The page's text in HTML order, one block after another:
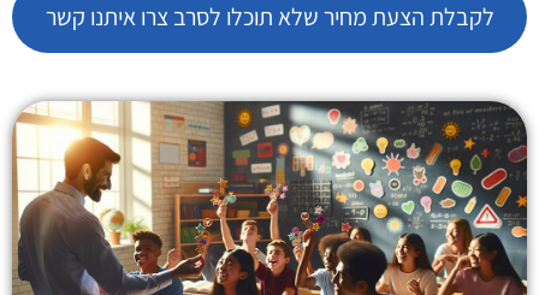
לקבלת הצעת מחיר שלא תוכלו לסרב צרו איתנו קשר